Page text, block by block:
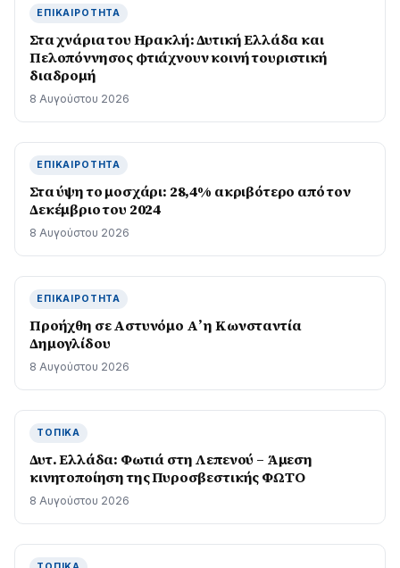
ΕΠΙΚΑΙΡΌΤΗΤΑ
Στα χνάρια του Ηρακλή: Δυτική Ελλάδα και
Πελοπόννησος φτιάχνουν κοινή τουριστική
διαδρομή
8 Αυγούστου 2026
ΕΠΙΚΑΙΡΌΤΗΤΑ
Στα ύψη το μοσχάρι: 28,4% ακριβότερο από τον
Δεκέμβριο του 2024
8 Αυγούστου 2026
ΕΠΙΚΑΙΡΌΤΗΤΑ
Προήχθη σε Αστυνόμο Α’ η Κωνσταντία
Δημογλίδου
8 Αυγούστου 2026
ΤΟΠΙΚΆ
Δυτ. Ελλάδα: Φωτιά στη Λεπενού – Άμεση
κινητοποίηση της Πυροσβεστικής ΦΩΤΟ
8 Αυγούστου 2026